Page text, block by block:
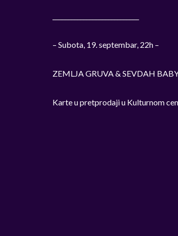
– Subota, 19. septembar, 22h –
ZEMLJA GRUVA & SEVDAH
Karte u pretprodaji u Kulturnom